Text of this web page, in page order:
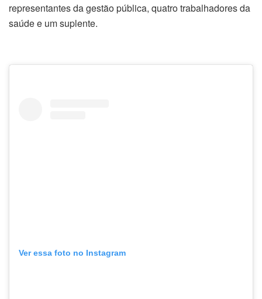
representantes da gestão pública, quatro trabalhadores da
saúde e um suplente.
Ver essa foto no Instagram